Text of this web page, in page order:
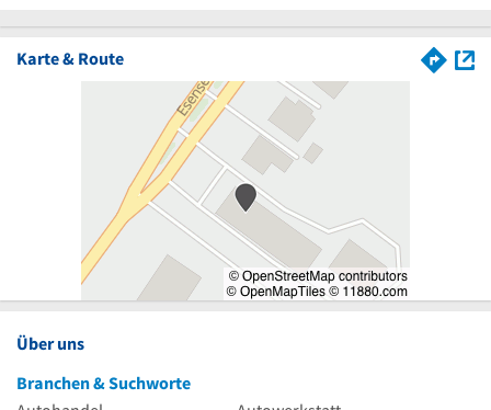
Karte & Route
Über uns
Branchen & Suchworte